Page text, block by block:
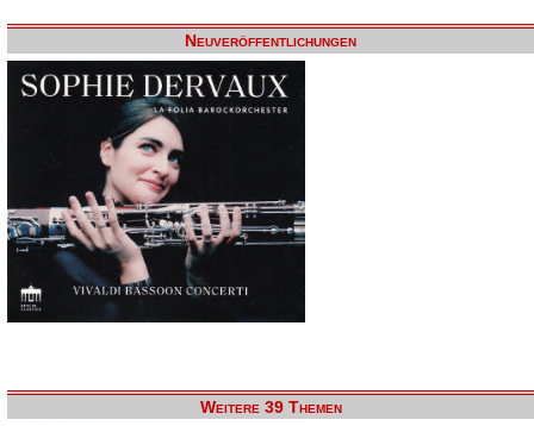
Neuveröffentlichungen
Weitere 39 Themen